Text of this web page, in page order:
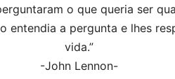
o que queria ser
entendia a pergunta e lhes
vida.”
-John Lennon-